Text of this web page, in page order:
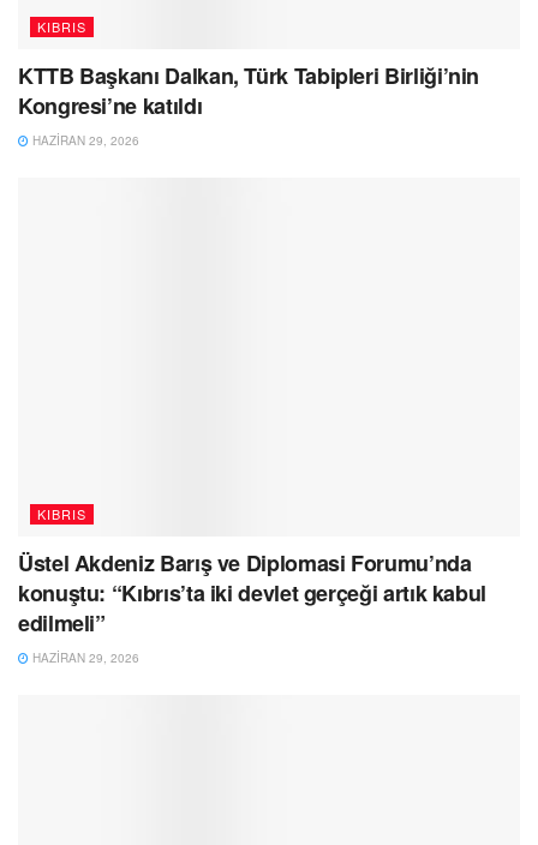
KIBRIS
KTTB Başkanı Dalkan, Türk Tabipleri Birliği’nin
Kongresi’ne katıldı
HAZIRAN 29, 2026
KIBRIS
Üstel Akdeniz Barış ve Diplomasi Forumu’nda
konuştu: “Kıbrıs’ta iki devlet gerçeği artık kabul
edilmeli”
HAZIRAN 29, 2026